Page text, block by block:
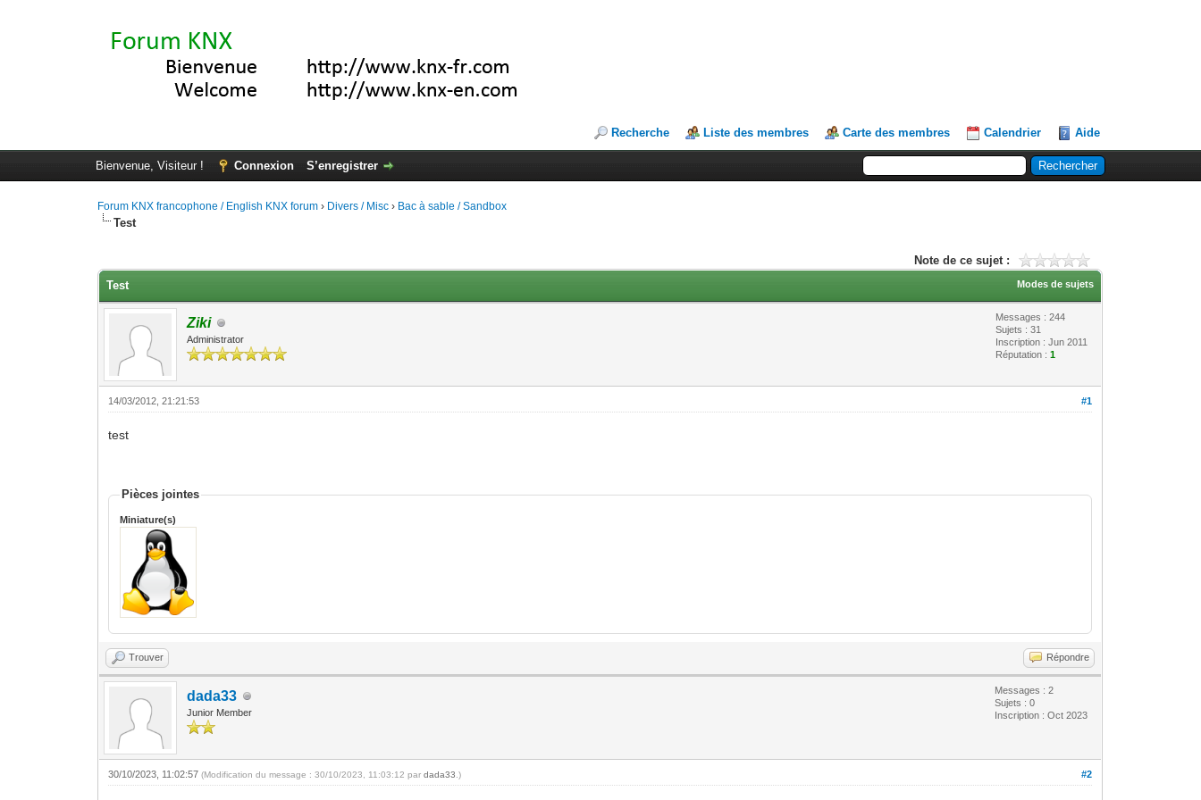
Recherche Liste des membres Carte des membres Calendrier Aide
Bienvenue, Visiteur ! Connexion S’enregistrer
Forum KNX francophone / English KNX forum › Divers / Misc › Bac à sable / Sandbox
Test
Note de ce sujet :
Modes de sujets
Test
Ziki
Administrator
Messages : 244
Sujets : 31
Inscription : Jun 2011
Réputation :1
#1
14/03/2012, 21:21:53
test
Pièces jointes
Miniature(s)
Trouver Répondre
dada33
Junior Member
Messages : 2
Sujets : 0
Inscription : Oct 2023
#2
30/10/2023, 11:02:57(Modification du message : 30/10/2023, 11:03:12 pardada33 .)